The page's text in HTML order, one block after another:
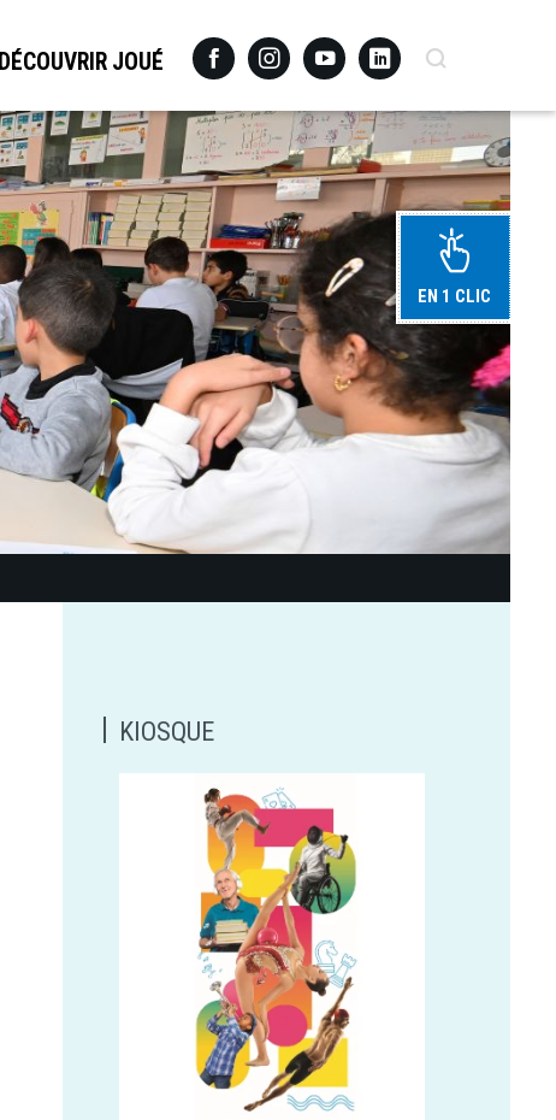
DÉCOUVRIR JOUÉ FacebookInstagramYoutubeLinkedinRecherche
EN 1 CLIC
KIOSQUE